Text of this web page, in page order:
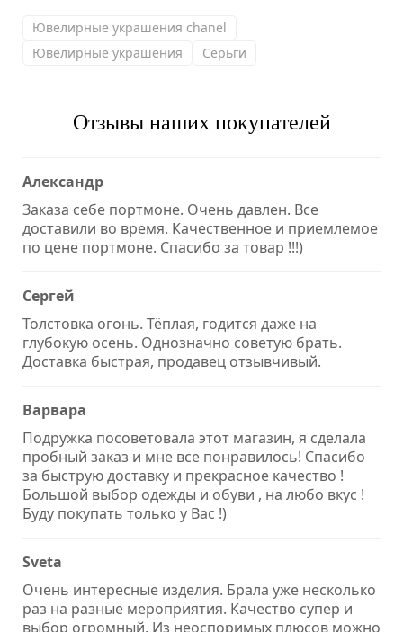
Ювелирные украшения chanel
Ювелирные украшения
Серьги
Отзывы наших покупателей
Александр
Заказа себе портмоне. Очень давлен. Все
доставили во время. Качественное и приемлемое
по цене портмоне. Спасибо за товар !!!)
Сергей
Толстовка огонь. Тёплая, годится даже на
глубокую осень. Однозначно советую брать.
Доставка быстрая, продавец отзывчивый.
Варвара
Подружка посоветовала этот магазин, я сделала
пробный заказ и мне все понравилось! Спасибо
за быструю доставку и прекрасное качество !
Большой выбор одежды и обуви , на любо вкус !
Буду покупать только у Вас !)
Sveta
Очень интересные изделия. Брала уже несколько
раз на разные мероприятия. Качество супер и
выбор огромный. Из неоспоримых плюсов можно